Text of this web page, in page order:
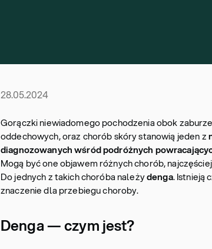
28.05.2024
Gorączki niewiadomego pochodzenia obok
oddechowych, oraz chorób skóry stanowią jeden z
diagnozowanych wśród podróżnych
Mogą być one objawem różnych chorób,
Do jednych z takich choróba należydenga. Istnieją
znaczenie dla przebiegu choroby.
Denga — czym jest?